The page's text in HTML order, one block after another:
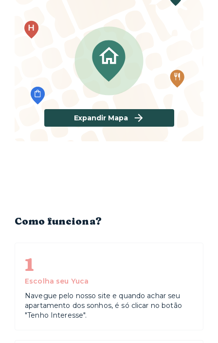
Expandir Mapa
Como funciona?
1
Escolha seu Yuca
Navegue pelo nosso site e quando achar seu
apartamento dos sonhos, é só clicar no botão
"Tenho Interesse".